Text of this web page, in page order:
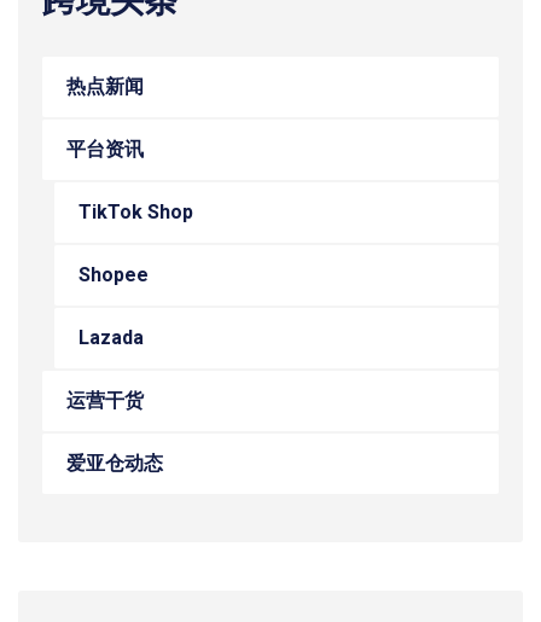
热点新闻
平台资讯
TikTok Shop
Shopee
Lazada
运营干货
爱亚仓动态